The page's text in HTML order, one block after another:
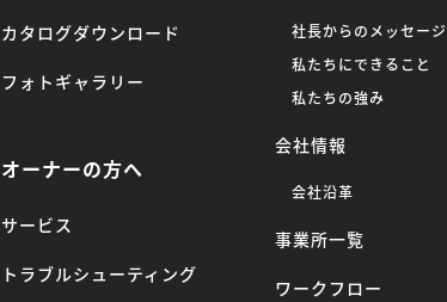
カタログダウンロード
フォトギャラリー
オーナーの方へ
サービス
トラブルシューティング
社長からのメッセージ
私たちにできること
私たちの強み
会社情報
会社沿革
事業所一覧
ワークフロー